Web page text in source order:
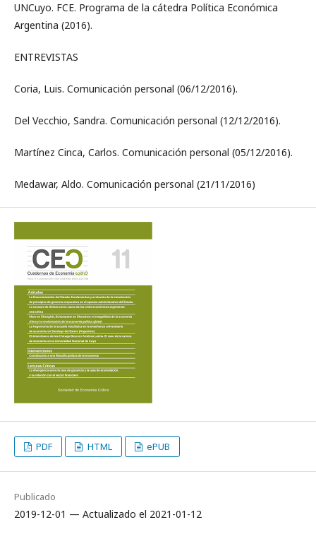
UNCuyo. FCE. Programa de la cátedra Política Económica
Argentina (2016).
ENTREVISTAS
Coria, Luis. Comunicación personal (06/12/2016).
Del Vecchio, Sandra. Comunicación personal (12/12/2016).
Martínez Cinca, Carlos. Comunicación personal (05/12/2016).
Medawar, Aldo. Comunicación personal (21/11/2016)
PDF HTML ePUB
Publicado
2019-12-01 — Actualizado el 2021-01-12